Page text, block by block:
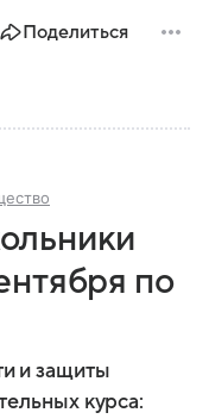
Поделиться
по
и защиты
курса: